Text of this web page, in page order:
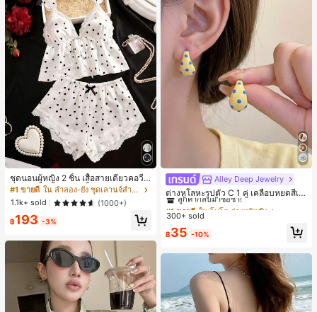
ชุดนอนผู้หญิง 2 ชิ้น เสื้อสายเดี่ยวคอวีลู
กไม้ พร้อมกางเกงขาสั้นแต่งลูกไม้ แต่ง
โบว์ที่เอว ชุดลำลองผู้หญิงนุ่มสบายน่ารั
ก สไตล์เอสเธติก
#1 ขายดี
ใน ลำลอง-ยัง ชุดเลานจ์สำหรับผู้หญิง
1.1k+ sold
(1000+)
฿193 -3%
Alley Deep Jewelry
ต่างหูโลหะรูปตัว C 1 คู่ เคลือบหยดสีเห
ลือง ลายจุดสีน้ำเงิน สไตล์ยุโรปและอเม
ริกัน แฟชั่นส่วนตัว หวานและสง่างาม
ดินทาง งานแต่งงาน ปาร์ตี้ วันเกิด ของ
#1 ขายดี ใน โบโฮ ต่างหูผู้หญิง
ลูกค้ากลับมาซื้อซ้ำ!
เกือบหมดแล้ว!
#1 ขายดี ใน โบโฮ ต่างหูผู้หญิง
ลูกค้ากลับมาซื้อซ้ำ!
เกือบหมดแล้ว!
#1 ขายดี ใน โบโฮ ต่างหูผู้หญิง
ลูกค้ากลับมาซื้อซ้ำ!
เกือบหมดแล้ว!
#1 ขายดี
ใน โบโฮ ต่างหูผู้หญิง
เกือบหมดแล้ว!
300+ sold
฿35 -10%